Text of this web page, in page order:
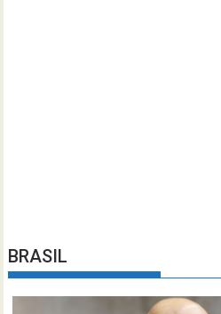
BRASIL